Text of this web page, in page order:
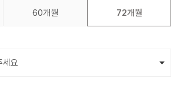
60개월 72개월